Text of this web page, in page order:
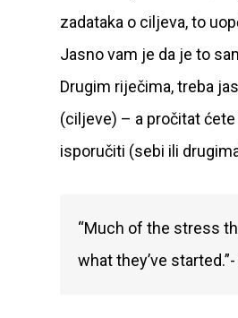
zadataka o ciljeva, to
Jasno vam je da je to
Drugim riječima, treba
(ciljeve) – a pročitat ćete
isporučiti (sebi ili
“Much of the stress
what they’ve started.”-